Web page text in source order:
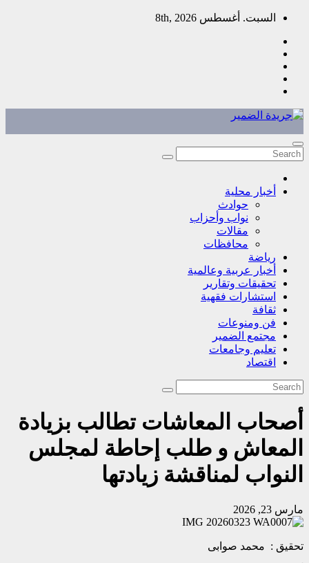
Skip
content
السبت. أغسطس 8th, 2026
جريدة الضمير
ما بين الحقيقة والسراب كلمة
أخبار محلية
حوادث
نواب وأحزاب
مقالات
محافظات
رياضة
أخبار عربية وعالمية
تحقيقات وتقارير
استشارات فقهية
ثقافة
فن ومنوعات
مجتمع الضمير
تعليم وجامعات
اقتصاد
أصحاب المعاشات تطالب بزيادة
المعاش و طلب إحاطة لمجلس
النواب لمناقشة زيادتها
مارس 23, 2026
تحقيق : محمد صوابى